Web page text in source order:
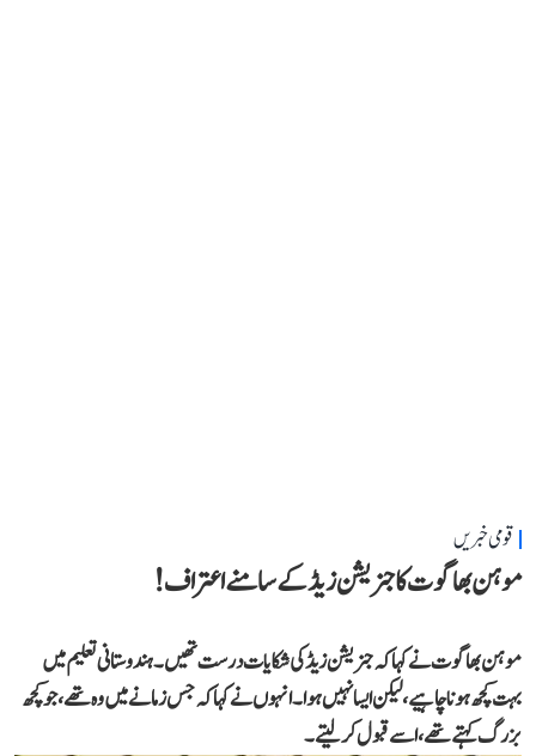
قومی خبریں
موہن بھاگوت کا جنریشن زیڈ کے سامنے اعتراف!
موہن بھاگوت نے کہاکہ جنریشن زیڈ کی شکایات درست تھیں۔ ہندوستانی تعلیم میں
بہت کچھ ہونا چاہیے، لیکن ایسا نہیں ہوا۔انہوں نے کہا کہ جس زمانے میں وہ تھے،جو کچھ
بزرگ کہتے تھے، اسے قبول کر لیتے۔